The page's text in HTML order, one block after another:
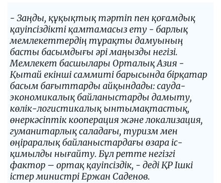
- Заңды, құқықтық тәртіп пен қоғамдық
қауіпсіздікті қамтамасыз ету - барлық
мемлекеттердің тұрақты дамуының
басты басымдығы әрі маңызды негізі.
Мемлекет басшылары Орталық Азия -
Қытай екінші саммиті барысында бірқатар
басым бағыттарды айқындады: сауда-
экономикалық байланыстарды дамыту,
көлік-логистикалық ынтымақтастық,
өнеркәсіптік кооперация және локализация,
гуманитарлық саладағы, туризм мен
өңіраралық байланыстардағы өзара іс-
қимылды нығайту. Бұл ретте негізгі
фактор – ортақ қауіпсіздік, - деді ҚР Ішкі
істер министрі Ержан Саденов.